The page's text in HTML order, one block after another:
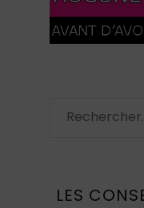
Rechercher
LES